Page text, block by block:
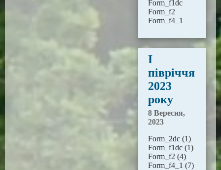
Form_f1dc
Form_f2
Form_f4_1
І
півріччя
2023
року
8 Вересня,
2023
Form_2dc (1)
Form_f1dc (1)
Form_f2 (4)
Form_f4_1 (7)